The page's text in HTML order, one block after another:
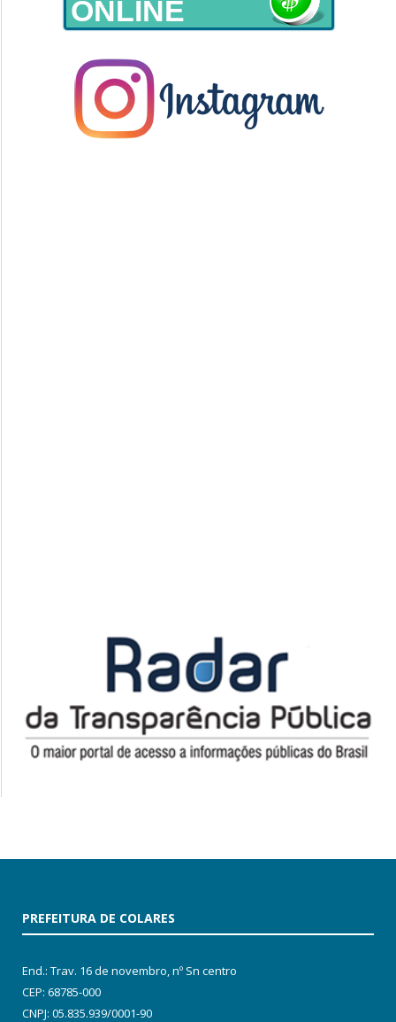
ONLINE
PREFEITURA DE COLARES
End.: Trav. 16 de novembro, nº Sn centro
CEP: 68785-000
CNPJ: 05.835.939/0001-90